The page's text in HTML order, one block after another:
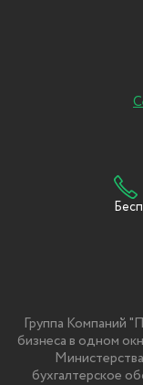
Группа Компаний
бизнеса в одном
бухгалтерское